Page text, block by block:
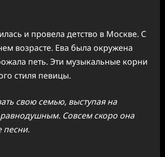
и провела детство в Москве. С
возрасте. Ева была окружена
петь. Эти музыкальные корни
стиля певицы.
свою семью, выступая на
равнодушным. Совсем скоро она
песни.